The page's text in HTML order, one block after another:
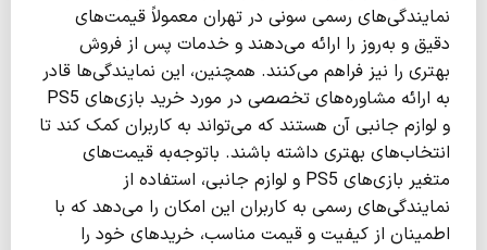
نمایندگی‌های رسمی سونی در تهران معمولاً قیمت‌های
دقیق و به‌روز را ارائه می‌دهند و خدمات پس از فروش
بهتری را نیز فراهم می‌کنند. همچنین، این نمایندگی‌ها قادر
به ارائه مشاوره‌های تخصصی در مورد خرید بازی‌های PS5
و لوازم جانبی آن هستند که می‌تواند به کاربران کمک کند تا
انتخاب‌های بهتری داشته باشند. باتوجه‌به قیمت‌های
متغیر بازی‌های PS5 و لوازم جانبی، استفاده از
نمایندگی‌های رسمی به کاربران این امکان را می‌دهد که با
اطمینان از کیفیت و قیمت مناسب، خریدهای خود را